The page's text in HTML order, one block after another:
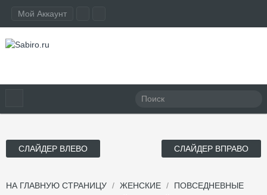
Мой Аккаунт
СЛАЙДЕР ВЛЕВО СЛАЙДЕР ВПРАВО
НА ГЛАВНУЮ СТРАНИЦУ ЖЕНСКИЕ
ПОВСЕДНЕВНЫЕ